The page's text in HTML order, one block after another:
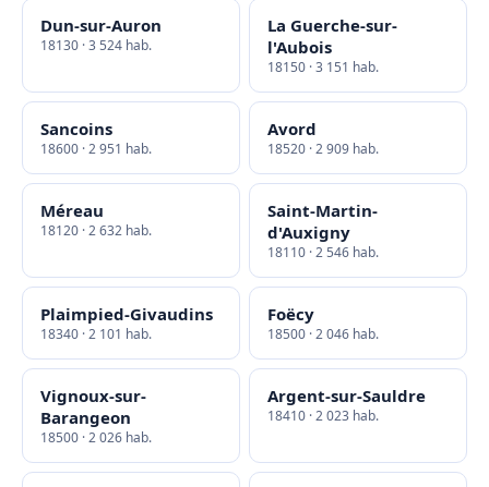
Dun-sur-Auron
18130 · 3 524 hab.
La Guerche-sur-
l'Aubois
18150 · 3 151 hab.
Sancoins
18600 · 2 951 hab.
Avord
18520 · 2 909 hab.
Méreau
18120 · 2 632 hab.
Saint-Martin-
d'Auxigny
18110 · 2 546 hab.
Plaimpied-Givaudins
18340 · 2 101 hab.
Foëcy
18500 · 2 046 hab.
Vignoux-sur-
Barangeon
18500 · 2 026 hab.
Argent-sur-Sauldre
18410 · 2 023 hab.